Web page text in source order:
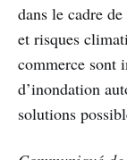
dans le cadre
et risques
commerce sont
d’inondation
solutions